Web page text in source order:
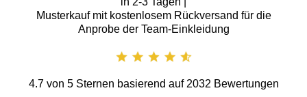
Musterkauf mit kostenlosem Rückversand für die
Anprobe der Team-Einkleidung
4.7von 5Sternen basierend auf 2032 Bewertungen